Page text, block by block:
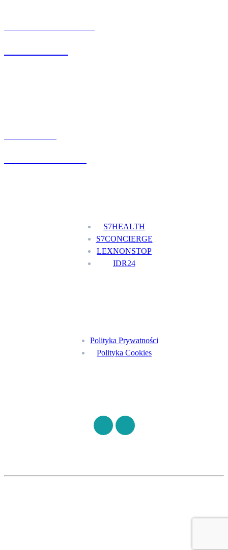
S7HEALTH
S7CONCIERGE
LEXNONSTOP
IDR24
Polityka Prywatności
Polityka Cookies